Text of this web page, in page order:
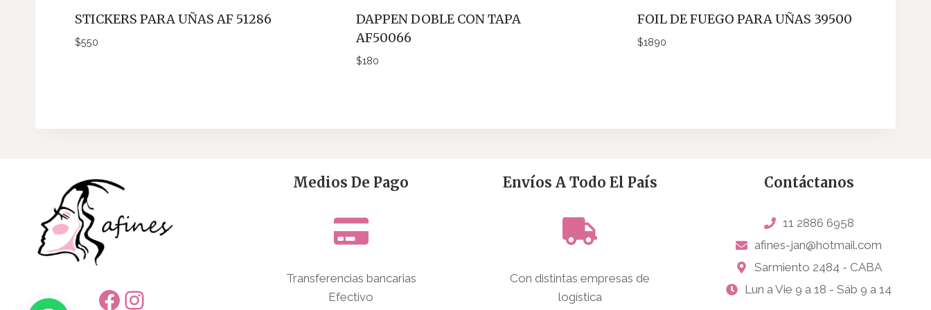
STICKERS PARA UÑAS AF 51286
$550
DAPPEN DOBLE CON TAPA
AF50066
$180
FOIL DE FUEGO PARA UÑAS 39500
$1890
Facebook
Instagram
Medios De Pago
Transferencias bancarias
Efectivo
Envíos A Todo El País
Con distintas empresas de
logística
Contáctanos
11 2886 6958
afines-jan@hotmail.com
Sarmiento 2484 - CABA
Lun a Vie 9 a 18 - Sáb 9 a 14